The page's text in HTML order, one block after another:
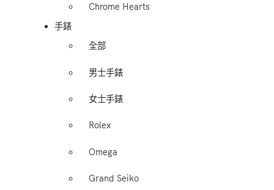
Chrome Hearts
手錶
全部
男士手錶
女士手錶
Rolex
Omega
Grand Seiko